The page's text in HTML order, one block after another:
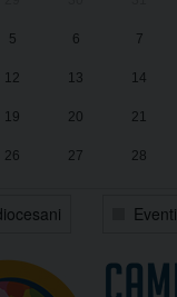
5 6 7
12 13 14
19 20 21
26 27 28